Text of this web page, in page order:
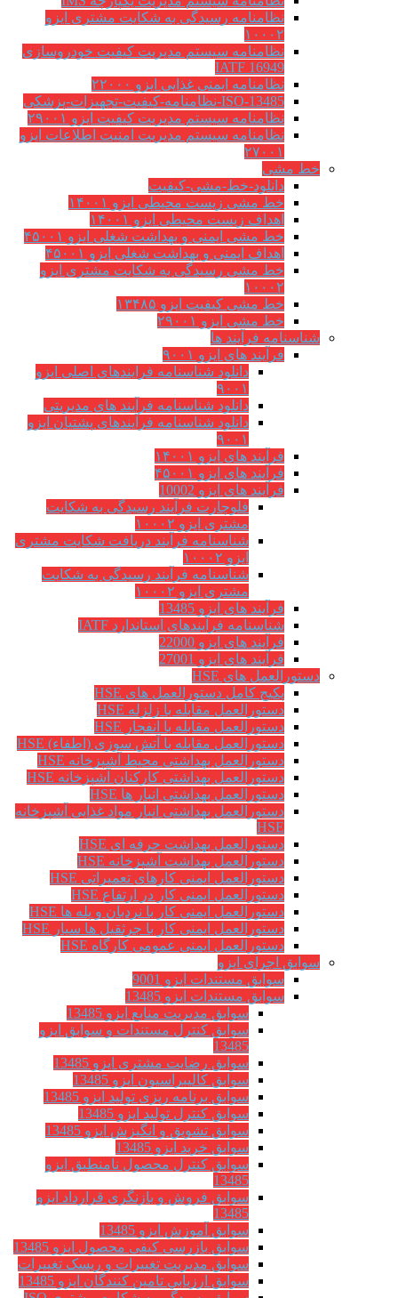
نظامنامه رسیدگی به شکایت مشتری ایزو
۱۰۰۰۲
نظامنامه سیستم مدیریت کیفیت خودروسازی
IATF 16949
نظامنامه ایمنی غذایی ایزو ۲۲۰۰۰
ISO-13485-نظامنامه-کیفیت-تجهیزات-پزشکی
نظامنامه سیستم مدیریت کیفیت ایزو ۲۹۰۰۱
نظامنامه سیستم مدیریت امنیت اطلاعات ایزو
۲۷۰۰۱
خط مشی
دانلود-خط-مشی-کیفیت
خط مشی زیست محیطی ایزو ۱۴۰۰۱
اهداف زیست محیطی ایزو ۱۴۰۰۱
خط مشی ایمنی و بهداشت شغلی ایزو ۴۵۰۰۱
اهداف ایمنی و بهداشت شغلی ایزو ۴۵۰۰۱
خط مشی رسیدگی به شکایت مشتری ایزو
۱۰۰۰۲
خط مشی کیفیت ایزو ۱۳۴۸۵
خط مشی ایزو ۲۹۰۰۱
شناسنامه فرآیند ها
فرآیند های ایزو ۹۰۰۱
دانلود شناسنامه فرایندهای اصلی ایزو
۹۰۰۱
دانلود شناسنامه فرآیند های مدیریتی
دانلود شناسنامه فرآیندهای پشتیان ایزو
۹۰۰۱
فرآیند های ایزو ۱۴۰۰۱
فرآیند های ایزو ۴۵۰۰۱
فرآیند های ایزو 10002
فلوچارت فرآیند رسیدگی به شکایت
مشتری ایزو ۱۰۰۰۲
شناسنامه فرآیند دریافت شکایت مشتری
ایزو ۱۰۰۰۲
شناسنامه فرآیند رسیدگی به شکایت
مشتری ایزو ۱۰۰۰۲
فرآیند های ایزو 13485
شناسنامه فرآیندهای استاندارد IATF
فرآیند های ایزو 22000
فرآیند های ایزو 27001
دستورالعمل های HSE
پکیج کامل دستورالعمل های HSE
دستورالعمل مقابله با زلزله HSE
دستورالعمل مقابله با انفجار HSE
دستورالعمل مقابله با آتش سوزی (اطفاء) HSE
دستورالعمل بهداشتی محیط آشپزخانه HSE
دستورالعمل بهداشتی کارکنان آشپزخانه HSE
دستورالعمل بهداشتی انبار ها HSE
دستورالعمل بهداشتی انبار مواد غذایی آشپزخانه
HSE
دستورالعمل بهداشت حرفه ای HSE
دستورالعمل بهداشت آشپزخانه HSE
دستورالعمل ایمنی کارهای تعمیراتی HSE
دستورالعمل ایمنی کار در ارتفاع HSE
دستورالعمل ایمنی کار با نردبان و پله ها HSE
دستورالعمل ایمنی کار با جرثقیل ها سیار HSE
دستورالعمل ایمنی عمومی کارگاه HSE
سوابق اجرای ایزو
سوابق مستندات ایزو 9001
سوابق مستندات ایزو 13485
سوابق مدیریت منابع ایزو 13485
سوابق کنترل مستندات و سوابق ایزو
13485
سوابق رضایت مشتری ایزو 13485
سوابق كاليبراسيون ایزو 13485
سوابق برنامه ریزی تولید ایزو 13485
سوابق کنترل تولید ایزو 13485
سوابق تشویق و انگیزش ایزو 13485
سوابق خرید ایزو 13485
سوابق کنترل محصول نامنطبق ایزو
13485
سوابق فروش و بازنگری قرارداد ایزو
13485
سوابق آموزش ایزو 13485
سوابق بازرسی کیفی محصول ایزو 13485
سوابق مدیریت تغییرات و ریسک تغییرات
سوابق ارزيابي تامين كنندگان ایزو 13485